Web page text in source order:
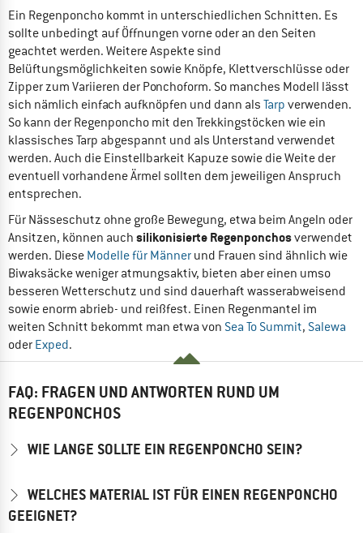
Ein Regenponcho kommt in unterschiedlichen Schnitten. Es
sollte unbedingt auf Öffnungen vorne oder an den Seiten
geachtet werden. Weitere Aspekte sind
Belüftungsmöglichkeiten sowie Knöpfe, Klettverschlüsse oder
Zipper zum Variieren der Ponchoform. So manches Modell lässt
sich nämlich einfach aufknöpfen und dann als Tarp verwenden.
So kann der Regenponcho mit den Trekkingstöcken wie ein
klassisches Tarp abgespannt und als Unterstand verwendet
werden. Auch die Einstellbarkeit Kapuze sowie die Weite der
eventuell vorhandene Ärmel sollten dem jeweiligen Anspruch
entsprechen.
Für Nässeschutz ohne große Bewegung, etwa beim Angeln oder
Ansitzen, können auch silikonisierte Regenponchosverwendet
werden. Diese Modelle für Männer und Frauen sind ähnlich wie
Biwaksäcke weniger atmungsaktiv, bieten aber einen umso
besseren Wetterschutz und sind dauerhaft wasserabweisend
sowie enorm abrieb- und reißfest. Einen Regenmantel im
weiten Schnitt bekommt man etwa von Sea To Summit, Salewa
oder Exped.
FAQ: FRAGEN UND ANTWORTEN RUND UM
REGENPONCHOS
WIE LANGE SOLLTE EIN REGENPONCHO SEIN?
WELCHES MATERIAL IST FÜR EINEN REGENPONCHO
GEEIGNET?